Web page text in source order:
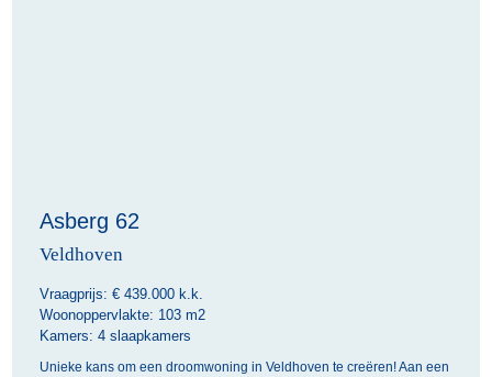
Asberg 62
Veldhoven
Vraagprijs: € 439.000 k.k.
Woonoppervlakte: 103 m2
Kamers: 4 slaapkamers
Unieke kans om een droomwoning in Veldhoven te creëren! Aan een